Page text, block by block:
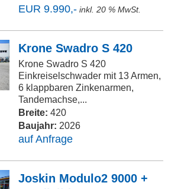
EUR 9.990,- inkl. 20 % MwSt.
Krone Swadro S 420
Krone Swadro S 420
Einkreiselschwader mit 13 Armen,
6 klappbaren Zinkenarmen,
Tandemachse,...
Breite: 420
Baujahr: 2026
auf Anfrage
Joskin Modulo2 9000 +